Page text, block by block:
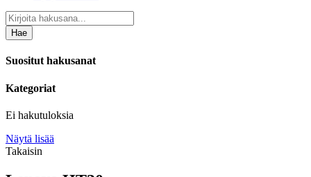
Hae
Suositut hakusanat
Kategoriat
Ei hakutuloksia
Näytä lisää
Takaisin